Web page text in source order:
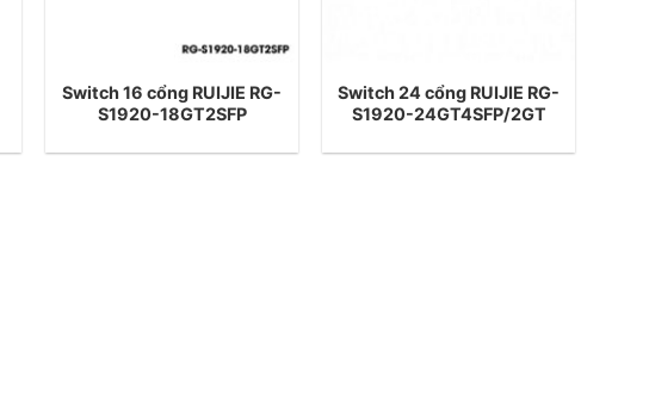
Switch 16 cổng RUIJIE RG-
S1920-18GT2SFP
Switch 24 cổng RUIJIE RG-
S1920-24GT4SFP/2GT